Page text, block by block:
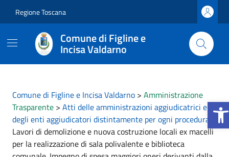
Apri
Regione Toscana
Comune di Figline e
Incisa Valdarno
Comune di Figline e Incisa Valdarno > Amministrazione
Trasparente > Atti delle amministrazioni aggiudicatrici e
degli enti aggiudicatori distintamente per ogni procedura
Lavori di demolizione e nuova costruzione locali ex macelli
per la realizzazione di sala polivalente e biblioteca